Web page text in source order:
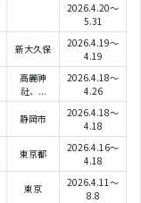
2026.4.20～
5.31
新大久保
2026.4.19～
4.19
高麗神
社、...
2026.4.18～
4.26
静岡市
2026.4.18～
4.18
東京都
2026.4.16～
4.18
東京
2026.4.11～
8.8